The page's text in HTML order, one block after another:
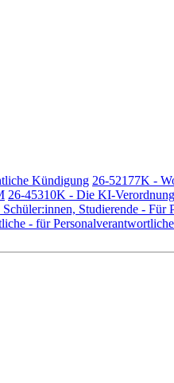
Kündigung 26-52177K -
26-45310K - Die KI-
Studierende - Für
- für